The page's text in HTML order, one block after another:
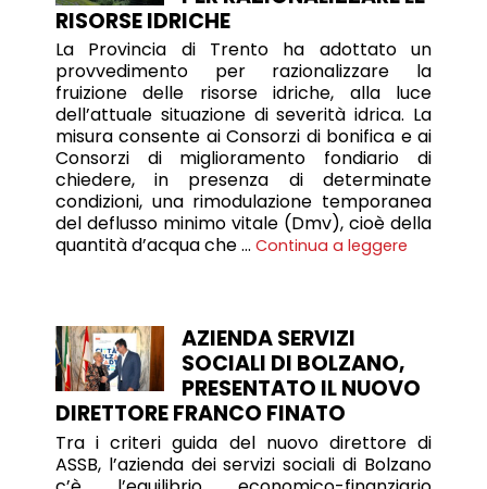
RISORSE IDRICHE
La Provincia di Trento ha adottato un
provvedimento per razionalizzare la
fruizione delle risorse idriche, alla luce
dell’attuale situazione di severità idrica. La
misura consente ai Consorzi di bonifica e ai
Consorzi di miglioramento fondiario di
chiedere, in presenza di determinate
condizioni, una rimodulazione temporanea
del deflusso minimo vitale (Dmv), cioè della
quantità d’acqua che … Continua a leggere
AZIENDA SERVIZI
SOCIALI DI BOLZANO,
PRESENTATO IL NUOVO
DIRETTORE FRANCO FINATO
Tra i criteri guida del nuovo direttore di
ASSB, l’azienda dei servizi sociali di Bolzano